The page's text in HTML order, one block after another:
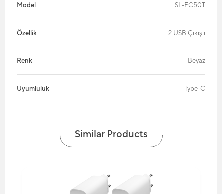
Model SL-EC50T
Özellik 2 USB Çıkışlı
Renk Beyaz
Uyumluluk Type-C
Similar Products